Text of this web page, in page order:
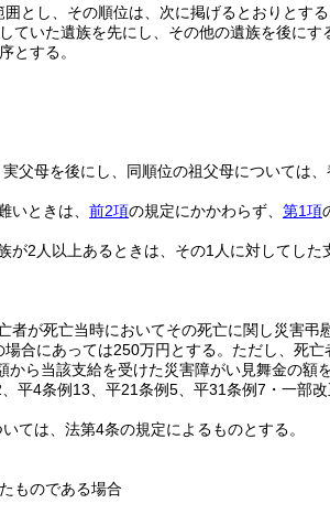
とし、その順位は、次に掲げるとおりとする
いた遺族を先にし、その他の遺族を後にす
とする。
父母を後にし、同順位の祖父母については
いときは、 前2項の規定にかかわらず、 第1項
2人以上あるときは、その1人に対してし
が死亡当時においてその死亡に関し災害
合にあっては250万円とする。 ただし、死亡
ら当該支給を受けた災害障がい見舞金の額
平4条例13、平21条例5、平31条例7・一部改
ては、法第4条の規定によるものとする。
ものである場合